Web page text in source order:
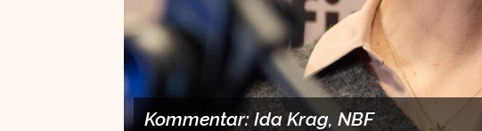
Kommentar: Ida Krag, NBF